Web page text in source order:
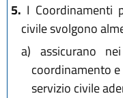
5. I Coordinamenti
civile svolgono
a) assicurano
coordinamento
servizio civile